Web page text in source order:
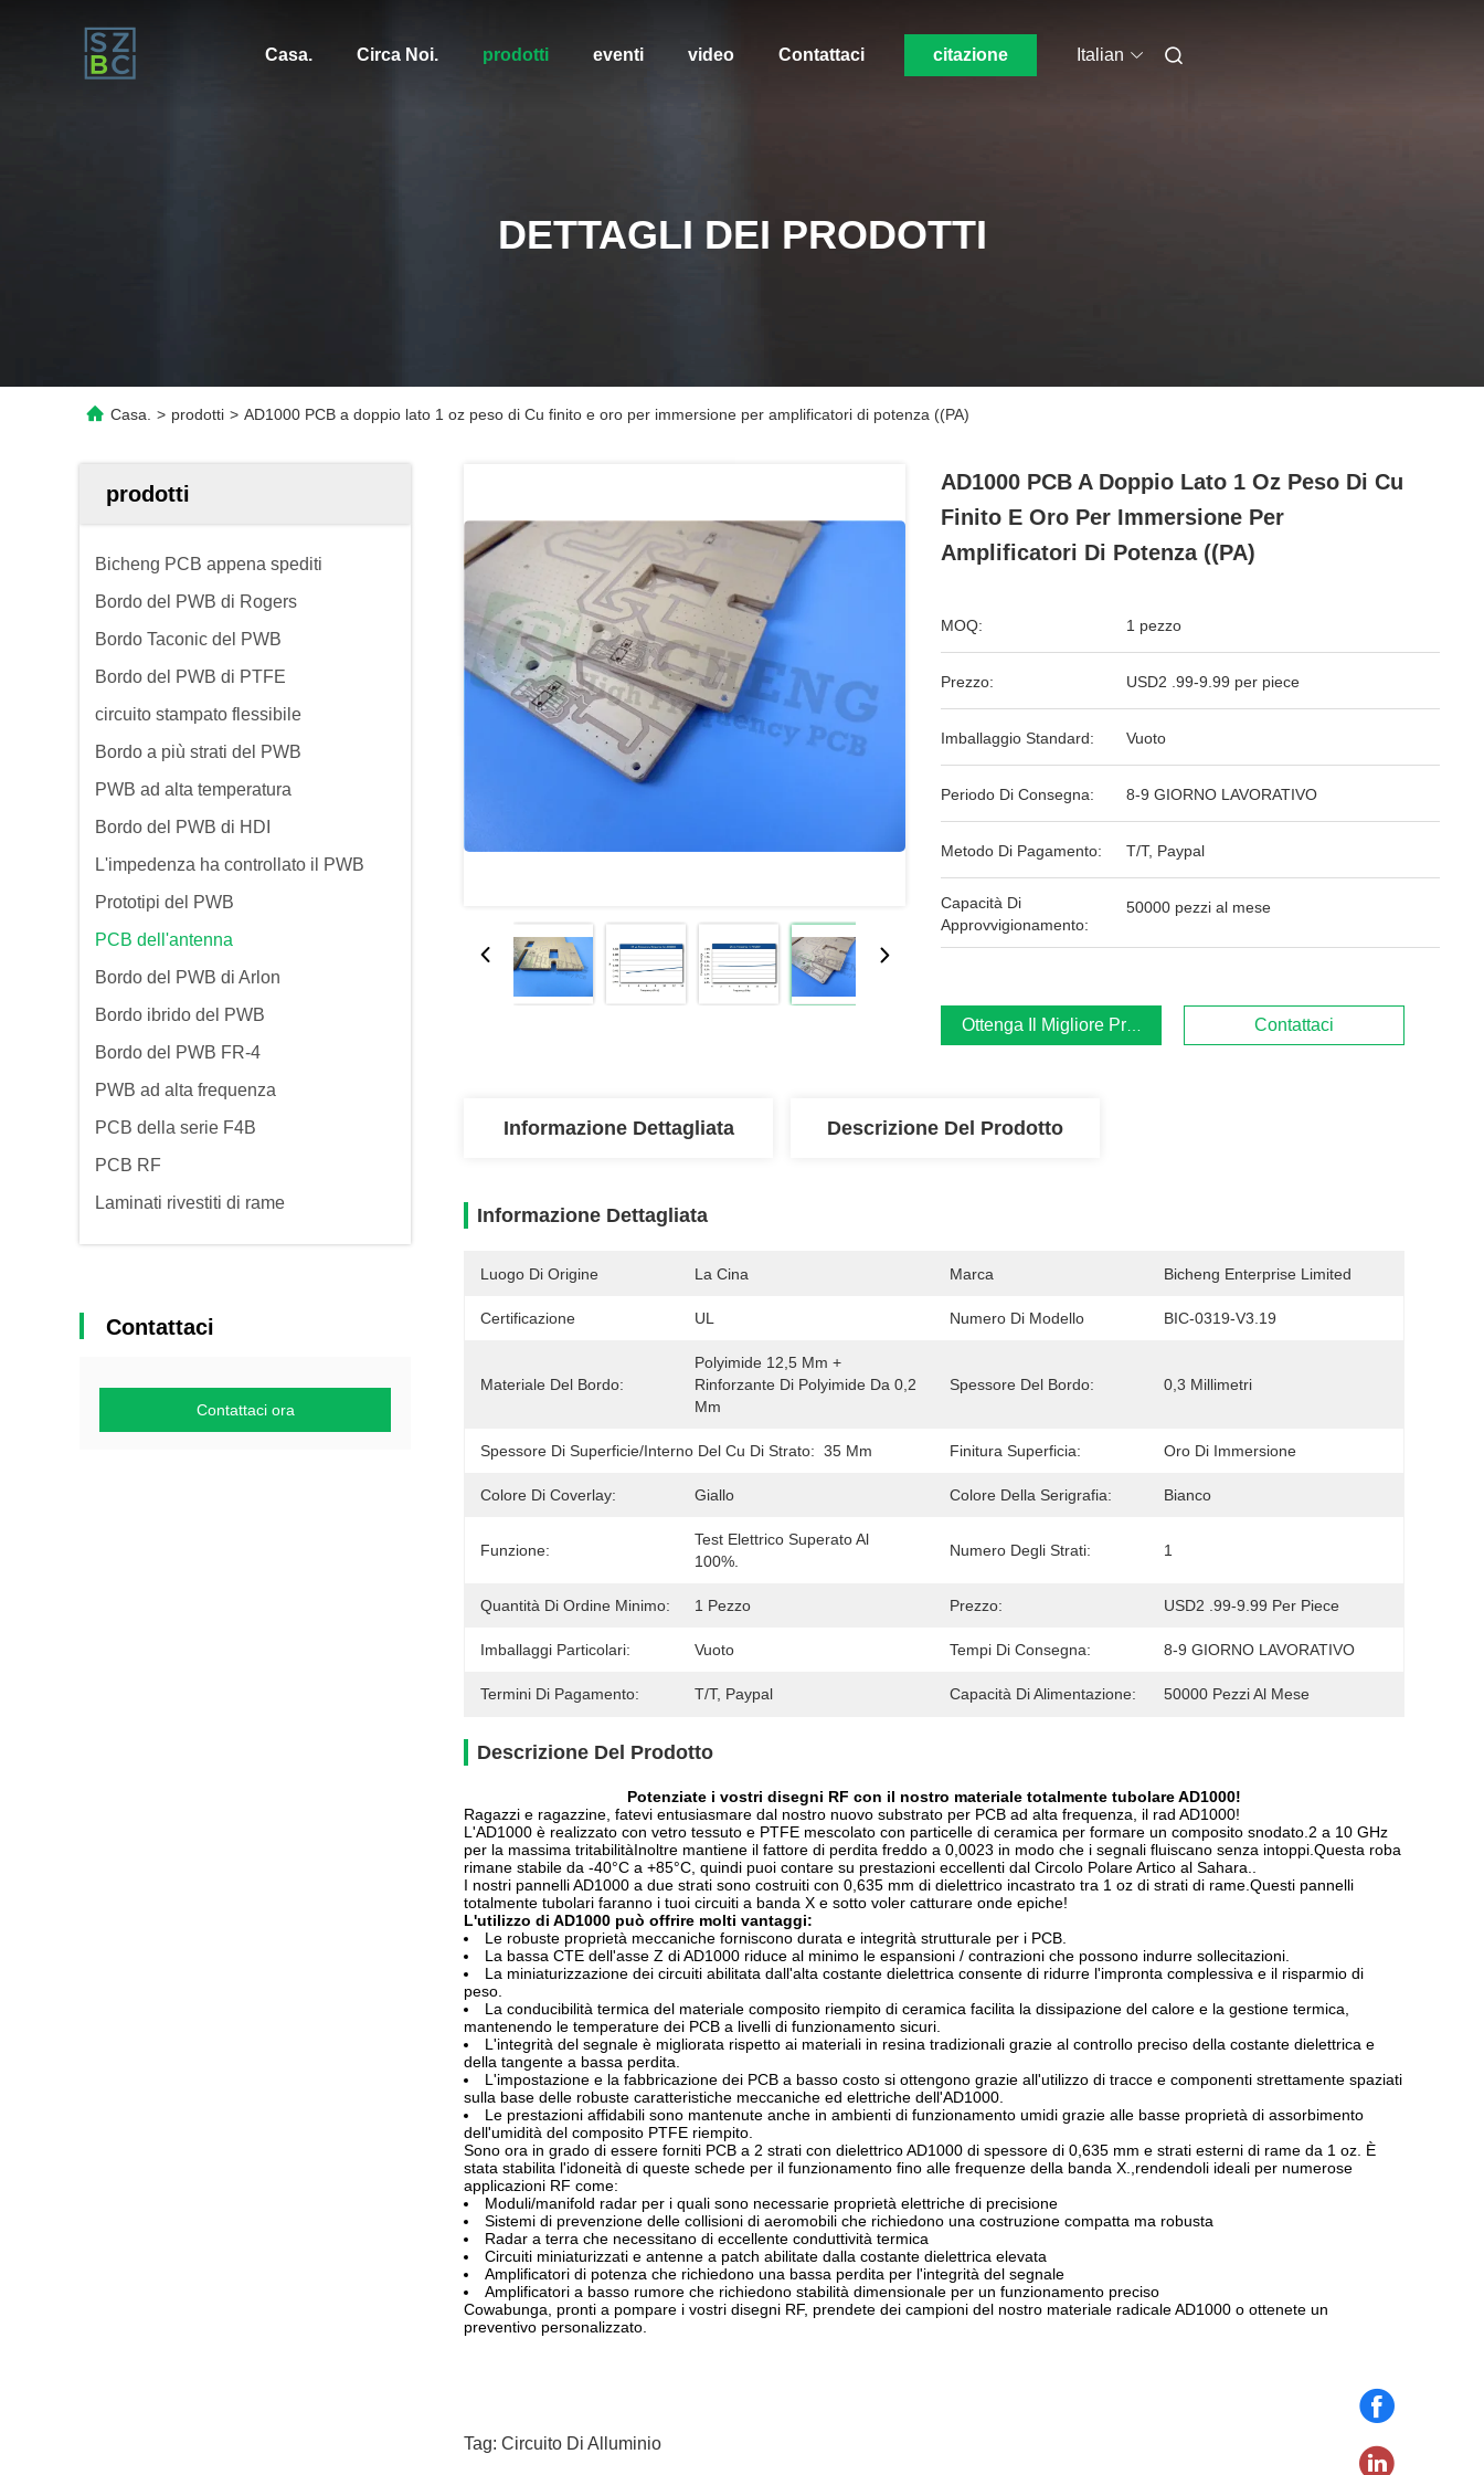
Casa. Circa Noi. prodotti eventi video Contattaci citazione Italian
DETTAGLI DEI PRODOTTI
Casa. > prodotti > AD1000 PCB a doppio lato 1 oz peso di Cu finito e oro per immersione per amplificatori di potenza ((PA)
prodotti
Bicheng PCB appena spediti
Bordo del PWB di Rogers
Bordo Taconic del PWB
Bordo del PWB di PTFE
circuito stampato flessibile
Bordo a più strati del PWB
PWB ad alta temperatura
Bordo del PWB di HDI
L'impedenza ha controllato il PWB
Prototipi del PWB
PCB dell'antenna
Bordo del PWB di Arlon
Bordo ibrido del PWB
Bordo del PWB FR-4
PWB ad alta frequenza
PCB della serie F4B
PCB RF
Laminati rivestiti di rame
Contattaci
Contattaci ora
AD1000 PCB A Doppio Lato 1 Oz Peso Di Cu
Finito E Oro Per Immersione Per
Amplificatori Di Potenza ((PA)
MOQ: 1 pezzo
Prezzo: USD2 .99-9.99 per piece
Imballaggio Standard: Vuoto
Periodo Di Consegna: 8-9 GIORNO LAVORATIVO
Metodo Di Pagamento: T/T, Paypal
Capacità Di
Approvvigionamento:
50000 pezzi al mese
Ottenga Il Migliore Prezzo Contattaci
Informazione Dettagliata Descrizione Del Prodotto
Informazione Dettagliata
Luogo Di Origine La Cina Marca Bicheng Enterprise Limited
Certificazione UL Numero Di Modello BIC-0319-V3.19
Materiale Del Bordo:
Polyimide 12,5 Μm +
Rinforzante Di Polyimide Da 0,2
Mm
Spessore Del Bordo: 0,3 Millimetri
Spessore Di Superficie/interno Del Cu Di Strato: 35 Μm Finitura Superficia: Oro Di Immersione
Colore Di Coverlay: Giallo Colore Della Serigrafia: Bianco
Funzione:
Test Elettrico Superato Al
100%.
Numero Degli Strati: 1
Quantità Di Ordine Minimo: 1 Pezzo Prezzo: USD2 .99-9.99 Per Piece
Imballaggi Particolari: Vuoto Tempi Di Consegna: 8-9 GIORNO LAVORATIVO
Termini Di Pagamento: T/T, Paypal Capacità Di Alimentazione: 50000 Pezzi Al Mese
Descrizione Del Prodotto
Potenziate i vostri disegni RF con il nostro materiale totalmente tubolare AD1000!
Ragazzi e ragazzine, fatevi entusiasmare dal nostro nuovo substrato per PCB ad alta frequenza, il rad AD1000!
L'AD1000 è realizzato con vetro tessuto e PTFE mescolato con particelle di ceramica per formare un composito snodato.2 a 10 GHz
per la massima tritabilitàInoltre mantiene il fattore di perdita freddo a 0,0023 in modo che i segnali fluiscano senza intoppi.Questa roba
rimane stabile da -40°C a +85°C, quindi puoi contare su prestazioni eccellenti dal Circolo Polare Artico al Sahara..
I nostri pannelli AD1000 a due strati sono costruiti con 0,635 mm di dielettrico incastrato tra 1 oz di strati di rame.Questi pannelli
totalmente tubolari faranno i tuoi circuiti a banda X e sotto voler catturare onde epiche!
L'utilizzo di AD1000 può offrire molti vantaggi:
Le robuste proprietà meccaniche forniscono durata e integrità strutturale per i PCB.
La bassa CTE dell'asse Z di AD1000 riduce al minimo le espansioni / contrazioni che possono indurre sollecitazioni.
La miniaturizzazione dei circuiti abilitata dall'alta costante dielettrica consente di ridurre l'impronta complessiva e il risparmio di
peso.
La conducibilità termica del materiale composito riempito di ceramica facilita la dissipazione del calore e la gestione termica,
mantenendo le temperature dei PCB a livelli di funzionamento sicuri.
L'integrità del segnale è migliorata rispetto ai materiali in resina tradizionali grazie al controllo preciso della costante dielettrica e
della tangente a bassa perdita.
L'impostazione e la fabbricazione dei PCB a basso costo si ottengono grazie all'utilizzo di tracce e componenti strettamente spaziati
sulla base delle robuste caratteristiche meccaniche ed elettriche dell'AD1000.
Le prestazioni affidabili sono mantenute anche in ambienti di funzionamento umidi grazie alle basse proprietà di assorbimento
dell'umidità del composito PTFE riempito.
Sono ora in grado di essere forniti PCB a 2 strati con dielettrico AD1000 di spessore di 0,635 mm e strati esterni di rame da 1 oz. È
stata stabilita l'idoneità di queste schede per il funzionamento fino alle frequenze della banda X.,rendendoli ideali per numerose
applicazioni RF come:
Moduli/manifold radar per i quali sono necessarie proprietà elettriche di precisione
Sistemi di prevenzione delle collisioni di aeromobili che richiedono una costruzione compatta ma robusta
Radar a terra che necessitano di eccellente conduttività termica
Circuiti miniaturizzati e antenne a patch abilitate dalla costante dielettrica elevata
Amplificatori di potenza che richiedono una bassa perdita per l'integrità del segnale
Amplificatori a basso rumore che richiedono stabilità dimensionale per un funzionamento preciso
Cowabunga, pronti a pompare i vostri disegni RF, prendete dei campioni del nostro materiale radicale AD1000 o ottenete un
preventivo personalizzato.
Tag: Circuito Di Alluminio